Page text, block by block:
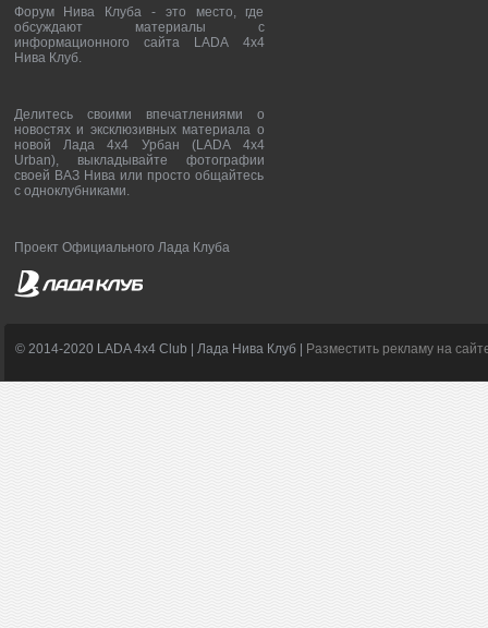
Форум Нива Клуба - это место, где
обсуждают материалы с
информационного сайта LADA 4x4
Нива Клуб.
Делитесь своими впечатлениями о
новостях и эксклюзивных материала о
новой Лада 4х4 Урбан (LADA 4x4
Urban), выкладывайте фотографии
своей ВАЗ Нива или просто общайтесь
с одноклубниками.
Проект Официального Лада Клуба
© 2014-2020 LADA 4x4 Club | Лада Нива Клуб | Разместить рекламу на